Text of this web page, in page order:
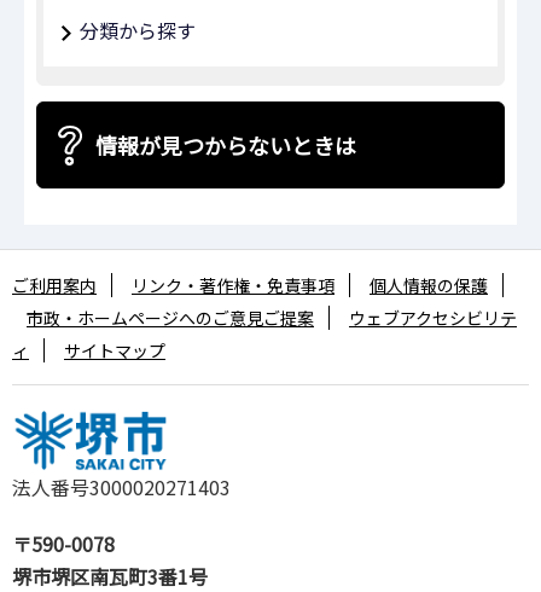
分類から探す
情報が見つからないときは
法人番号3000020271403
〒590-0078
堺市堺区南瓦町3番1号
ご利用案内 リンク・著作権・免責事項
個人情報の保護
市政・ホームページへのご意見ご提案
ウェブアクセシビリテ
ィ
サイトマップ